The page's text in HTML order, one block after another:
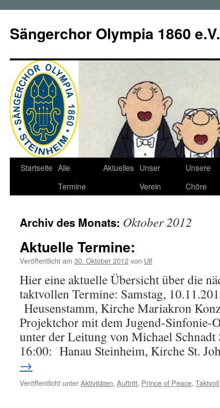
springen
Sängerchor Olympia 1860
Startseite Alle
Termine
Aktuelles Unser
Verein
Unsere
Chöre
Archiv des Monats: Oktober 2012
Aktuelle Termine:
Veröffentlicht am 30. Oktober 2012von Ulf
Hier eine aktuelle Übersicht über die
taktvollen Termine: Samstag,
Heusenstamm, Kirche Mariakron
Projektchor mit dem Jugend-Sinfonie-
unter der Leitung von Michael Schnadt
16:00: Hanau Steinheim, Kirche St.
→
Veröffentlicht unterAktivitäten, Auftritt, Prince of Peace, Taktvoll